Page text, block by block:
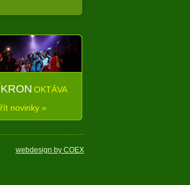
OKTÁVA
novinky »
webdesign by COEX